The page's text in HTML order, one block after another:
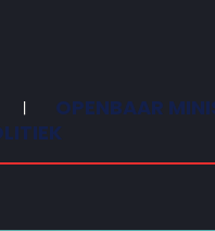
OPENBAAR